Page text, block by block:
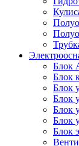
Блок
Блок
Блок
Блок
Блок
Блок
Блок